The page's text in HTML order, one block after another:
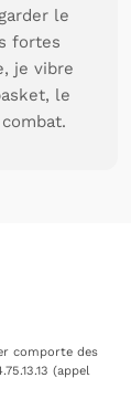
le
fortes
je vibre
le
comporte des
(appel